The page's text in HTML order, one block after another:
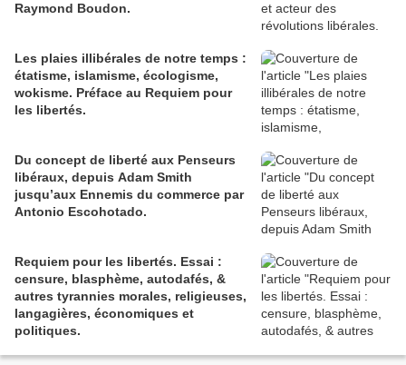
Raymond Boudon.
Les plaies illibérales de notre temps :
étatisme, islamisme, écologisme,
wokisme. Préface au Requiem pour
les libertés.
Du concept de liberté aux Penseurs
libéraux, depuis Adam Smith
jusqu’aux Ennemis du commerce par
Antonio Escohotado.
Requiem pour les libertés. Essai :
censure, blasphème, autodafés, &
autres tyrannies morales, religieuses,
langagières, économiques et
politiques.